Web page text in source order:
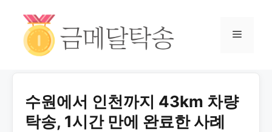
수원에서 인천까지 43km 차량
탁송, 1시간 만에 완료한 사례